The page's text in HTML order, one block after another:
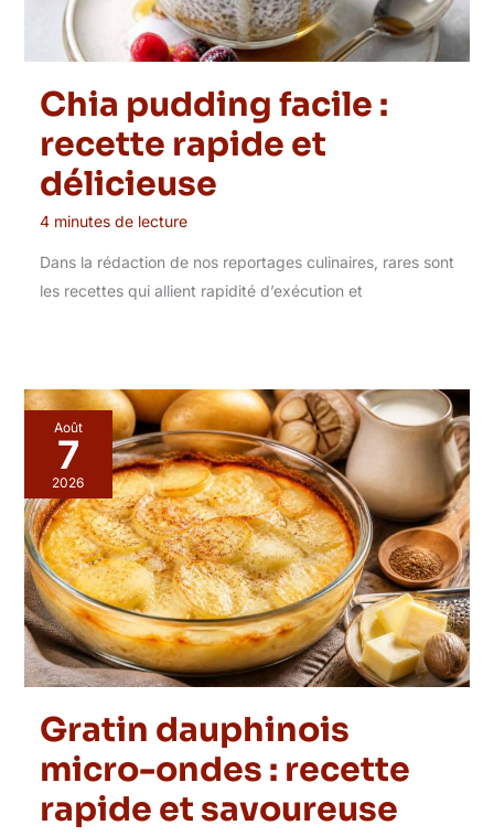
Chia pudding facile :
recette rapide et
délicieuse
4 minutes de lecture
Dans la rédaction de nos reportages culinaires, rares sont
les recettes qui allient rapidité d’exécution et
Août
7
2026
Gratin dauphinois
micro-ondes : recette
rapide et savoureuse